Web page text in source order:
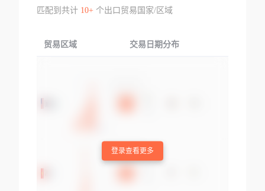
匹配到共计 10+个出口贸易国家/区域
贸易区域 交易日期分布
登录查看更多